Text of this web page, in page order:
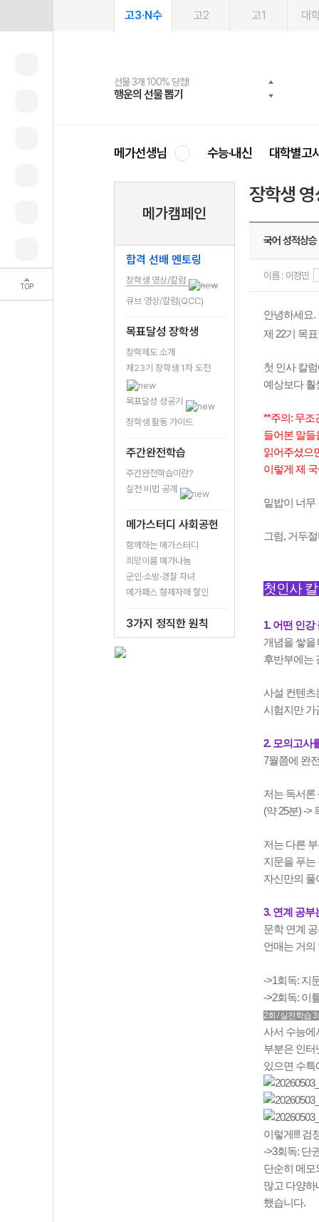
TOP
고3·N수 고2 고1 대
선물 3개 100% 당첨!
행운의 선물 뽑기
선물 100% 증정!
메가스터디 X 올리브
여름방학 스터디 캐시백
메가런 썸머스쿨
2027 러셀 단과
강사 공개선발
스마트러닝앱
설문 EVENT
메가패스
3일 무료 체험권
메가패스 수강생 무료혜택!
메가클럽 멤버십
사회공헌 캠페인
희망이룸 메가나눔
메가선생님 수능·내신 대학별고
메가캠페인
합격 선배 멘토링
장학생 영상/칼럼
큐브 영상/칼럼(QCC)
목표달성 장학생
장학제도 소개
제23기 장학생 1차 도전
목표달성 성공기
장학생 활동 가이드
주간완전학습
주간완전학습이란?
실천 비법 공개
메가스터디 사회공헌
함께하는 메가스터디
희망이룸 메가나눔
군인·소방·경찰 자녀
메가패스 형제자매 할인
3가지 정직한 원칙
장학생
국어 성적상
이름 : 이정민
안녕하세요.
제 22기 목
첫 인사 칼
예상보다 훨
**주의: 무조
들어본 말들
읽어주셨으
이렇게 제
밑밥이 너
그럼, 거두
첫인사
1. 어떤 인강
개념을 쌓을
후반부에는
사설 컨텐츠
시험지만 가
2. 모의고사
7월쯤에 완
저는 독서론
(약 25분) ->
저는 다른
지문을 푸는
자신만의 풀
3. 연계 공부
문학 연계
언매는 거의
->1회독: 지
->2회독: 이
2회 / 실전학습
사서 수능에
부분은 인터
있으면 수특
이렇게!!! 검
->3회독: 단
단순히 메모
많고 다양하
했습니다.